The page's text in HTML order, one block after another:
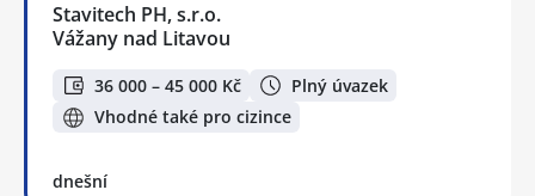
Stavitech PH, s.r.o.
Vážany nad Litavou
36 000 – 45 000 Kč
Plný úvazek
Vhodné také pro cizince
dnešní